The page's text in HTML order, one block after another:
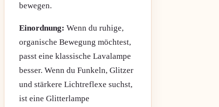
bewegen.
Einordnung: Wenn du ruhige,
organische Bewegung möchtest,
passt eine klassische Lavalampe
besser. Wenn du Funkeln, Glitzer
und stärkere Lichtreflexe suchst,
ist eine Glitterlampe